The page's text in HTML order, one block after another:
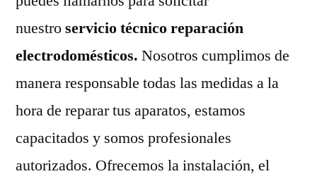
nuestroservicio técnico reparación
electrodomésticos. Nosotros cumplimos de
manera responsable todas las medidas a la
hora de reparar tus aparatos, estamos
capacitados y somos profesionales
autorizados. Ofrecemos la instalación, el